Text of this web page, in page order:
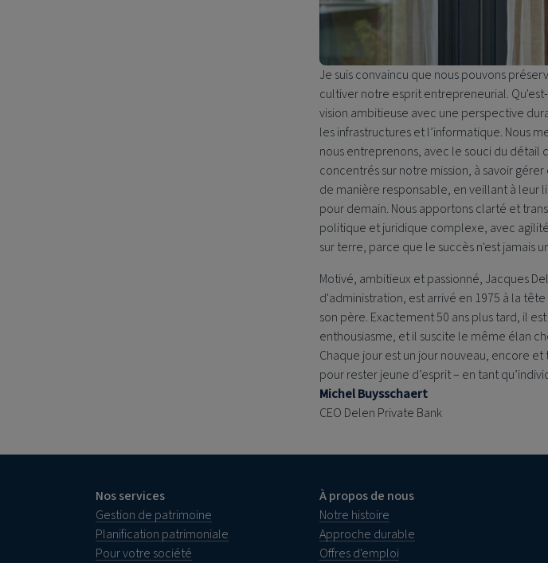
Je suis convaincu que nous pouvons
cultiver notre esprit entrepreneurial.
vision ambitieuse avec une perspective
les infrastructures et l’informatique. Nous
nous entreprenons, avec le souci du détail
concentrés sur notre mission, à savoir
de manière responsable, en veillant à leur
pour demain. Nous apportons clarté et
politique et juridique complexe, avec
sur terre, parce que le succès n'est jamais
Motivé, ambitieux et passionné, Jacques
d'administration, est arrivé en 1975 à la
son père. Exactement 50 ans plus tard, il
enthousiasme, et il suscite le même élan
Chaque jour est un jour nouveau, encore
pour rester jeune d’esprit – en tant
Michel Buysschaert
CEO Delen Private Bank
Nos services
Gestion de patrimoine
Planification patrimoniale
Pour votre société
À propos de nous
Notre histoire
Approche durable
Offres d'emploi